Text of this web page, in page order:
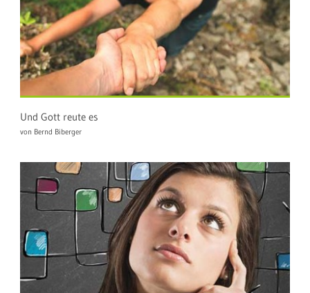
Und Gott reute es
von Bernd Biberger